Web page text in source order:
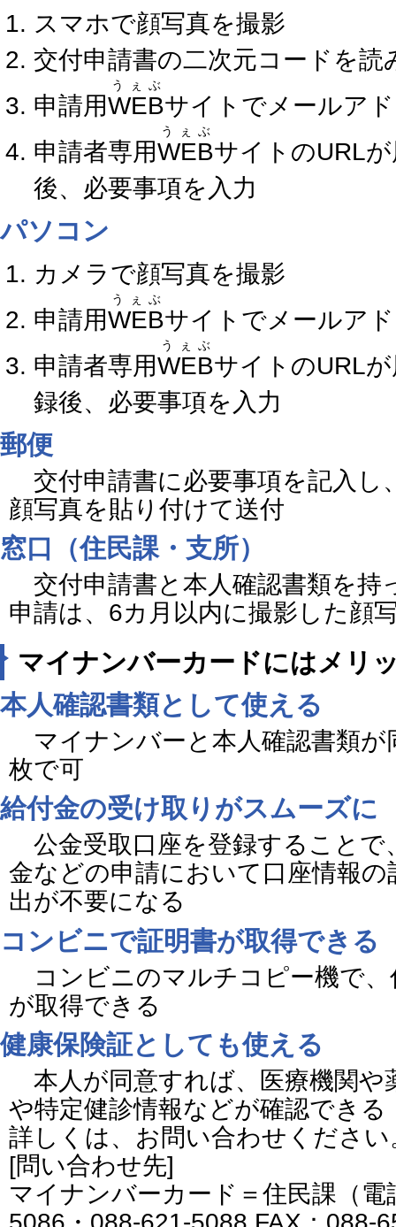
スマホで顔写真を撮影
交付申請書の二次元コードを読
申請用WEB
うぇぶ
サイトでメールア
申請者専用WEB
うぇぶ
サイトのURL
後、必要事項を入力
パソコン
カメラで顔写真を撮影
申請用WEB
うぇぶ
サイトでメールア
申請者専用WEB
うぇぶ
サイトのURL
録後、必要事項を入力
郵便
交付申請書に必要事項を記入し
顔写真を貼り付けて送付
窓口（住民課・支所）
交付申請書と本人確認書類を持
申請は、6カ月以内に撮影した顔
マイナンバーカードにはメリ
本人確認書類として使える
マイナンバーと本人確認書類が
枚で可
給付金の受け取りがスムーズに
公金受取口座を登録することで
金などの申請において口座情報
出が不要になる
コンビニで証明書が取得できる
コンビニのマルチコピー機で、
が取得できる
健康保険証としても使える
本人が同意すれば、医療機関や
や特定健診情報などが確認できる
詳しくは、お問い合わせください
[問い合わせ先]
マイナンバーカード＝住民課（電